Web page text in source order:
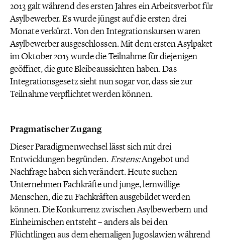
2013 galt während des ersten Jahres ein Arbeitsverbot für
Asylbewerber. Es wurde jüngst auf die ersten drei
Monate verkürzt. Von den Integrationskursen waren
Asylbewerber ausgeschlossen. Mit dem ersten Asylpaket
im Oktober 2015 wurde die Teilnahme für diejenigen
geöffnet, die gute Bleibeaussichten haben. Das
Integrationsgesetz sieht nun sogar vor, dass sie zur
Teilnahme verpflichtet werden können.
Pragmatischer Zugang
Dieser Paradigmenwechsel lässt sich mit drei
Entwicklungen begründen. Erstens:Angebot und
Nachfrage haben sich verändert. Heute suchen
Unternehmen Fachkräfte und junge, lernwillige
Menschen, die zu Fachkräften ausgebildet werden
können. Die Konkurrenz zwischen Asylbewerbern und
Einheimischen entsteht – anders als bei den
Flüchtlingen aus dem ehemaligen Jugoslawien während